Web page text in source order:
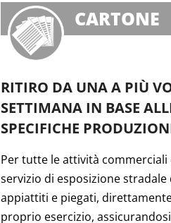
CARTONE
RITIRO DA UNA A PIÙ
SETTIMANA IN BASE
SPECIFICHE
Per tutte le attività commerciali
servizio di esposizione stradale
appiattiti e piegati,
proprio esercizio,